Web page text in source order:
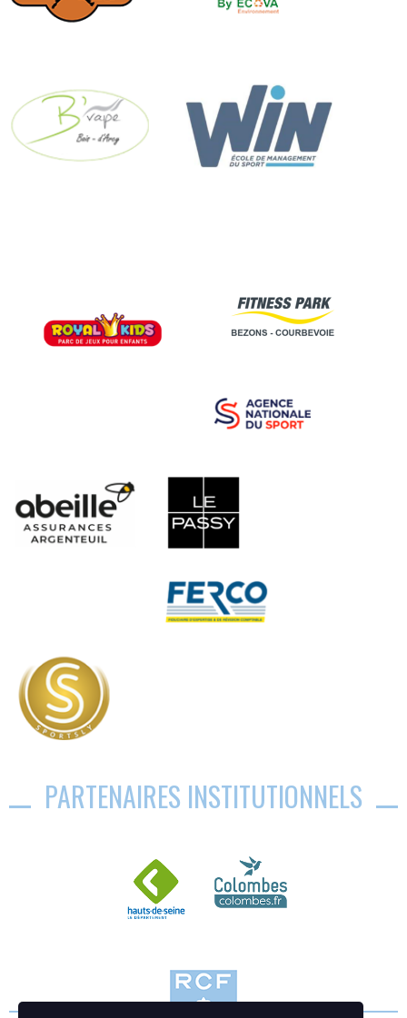
PARTENAIRES INSTITUTIONNELS